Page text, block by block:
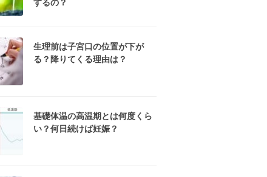
するの？
生理前は子宮口の位置が下が
る？降りてくる理由は？
基礎体温の高温期とは何度くら
い？何日続けば妊娠？